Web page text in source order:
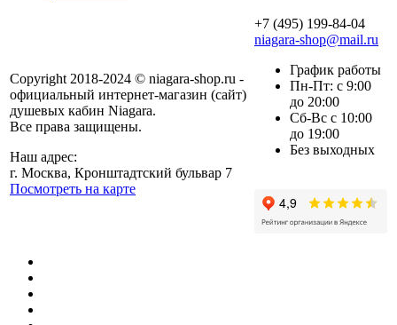
Copyright 2018-2024 © niagara-shop.ru -
официальный интернет-магазин (сайт)
душевых кабин Niagara.
Все права защищены.
Наш адрес:
г. Москва, Кронштадтский бульвар 7
Посмотреть на карте
+7 (495) 199-84-04
niagara-shop@mail.ru
График работы
Пн-Пт: с 9:00
до 20:00
Сб-Вс с 10:00
до 19:00
Без выходных